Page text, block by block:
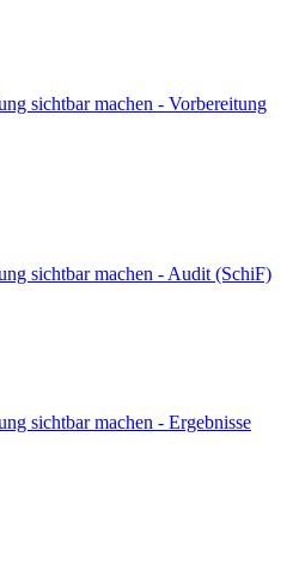
sichtbar machen - Vorbereitung
sichtbar machen - Audit (SchiF)
sichtbar machen - Ergebnisse